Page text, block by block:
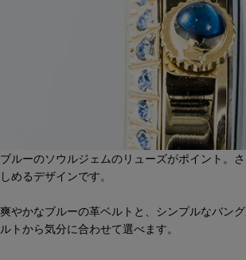
ブルーのソウルジェムのリューズがポイント。
しめるデザインです。
爽やかなブルーの革ベルトと、シンプルなバン
ルトから気分に合わせて選べます。